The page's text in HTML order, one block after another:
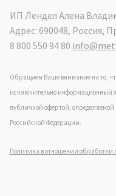
ИП Лендел Алена
Адрес: 690048, Россия,
8 800 550 94 80
Обращаем Ваше внимание на то,
исключительно информационный
публичной офертой, определяемой
Российской Федерации.
Политика в отношении обработки